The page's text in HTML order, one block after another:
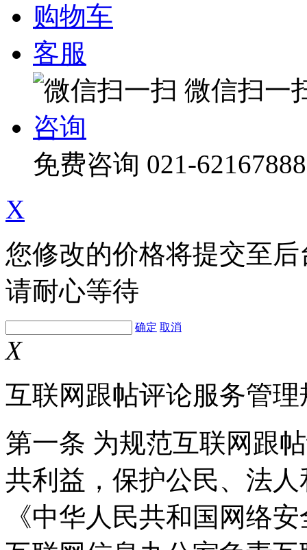
购物车
客服
微信扫一
咨询
免费咨询 021-62167888
X
您修改的价格将提交至
请耐心等待
确定 取消
X
互联网跟帖评论服务管理
第一条 为规范互联网跟
共利益，保护公民、法
《中华人民共和国网络